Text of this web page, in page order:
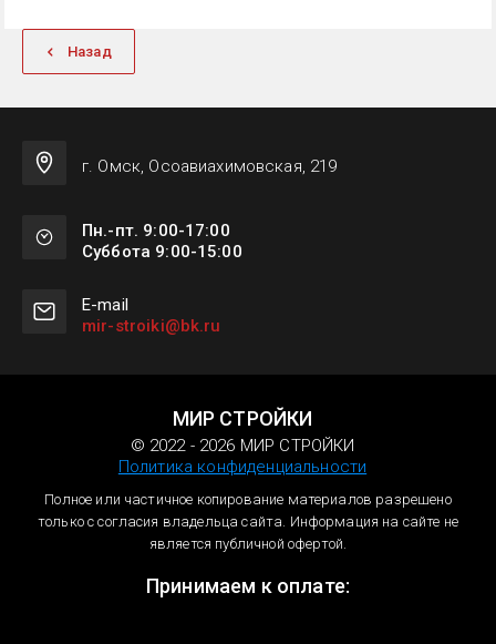
Назад
г. Омск, Осоавиахимовская, 219
Пн.-пт. 9:00-17:00
Суббота 9:00-15:00
Е-mail
mir-stroiki@bk.ru
МИР СТРОЙКИ
© 2022 - 2026 МИР СТРОЙКИ
Политика конфиденциальности
Полное или частичное копирование материалов разрешено
только с согласия владельца сайта. Информация на сайте не
является публичной офертой.
Принимаем к оплате: